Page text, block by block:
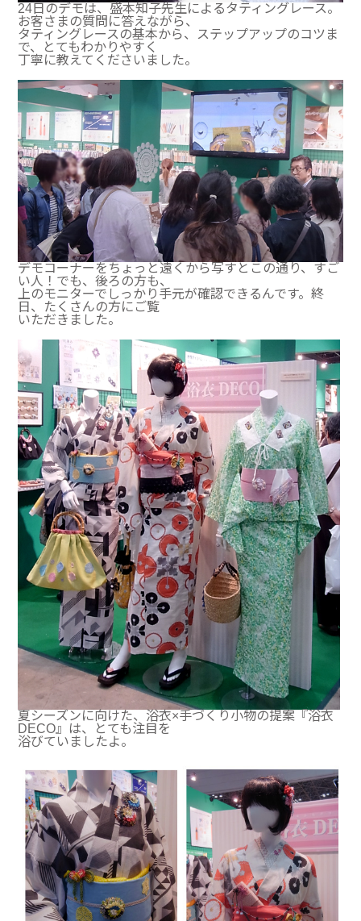
24日のデモは、盛本知子先生によるタティングレース。
お客さまの質問に答えながら、
タティングレースの基本から、ステップアップのコツま
で、とてもわかりやすく
丁寧に教えてくださいました。
デモコーナーをちょっと遠くから写すとこの通り、すご
い人！でも、後ろの方も、
上のモニターでしっかり手元が確認できるんです。終
日、たくさんの方にご覧
いただきました。
夏シーズンに向けた、浴衣×手づくり小物の提案『浴衣
DECO』は、とても注目を
浴びていましたよ。